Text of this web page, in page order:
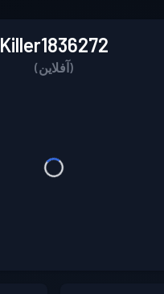
Killer1836272
(آفلاین)